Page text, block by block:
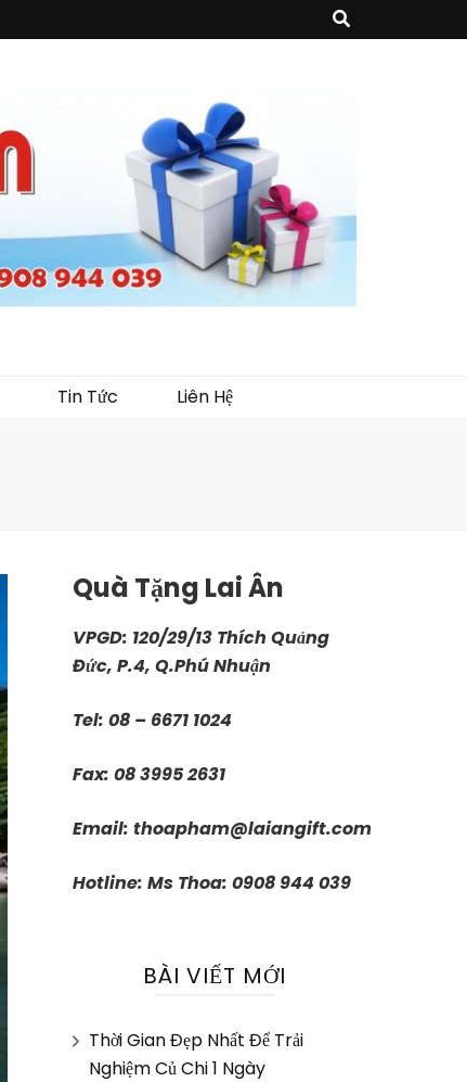
Tin Tức Liên Hệ
Quà Tặng Lai Ân
VPGD: 120/29/13 Thích Quảng
Đức, P.4, Q.Phú Nhuận
Tel: 08 – 6671 1024
Fax: 08 3995 2631
Email: thoapham@laiangift.com
Hotline: Ms Thoa: 0908 944 039
BÀI VIẾT MỚI
Thời Gian Đẹp Nhất Để Trải
Nghiệm Củ Chi 1 Ngày